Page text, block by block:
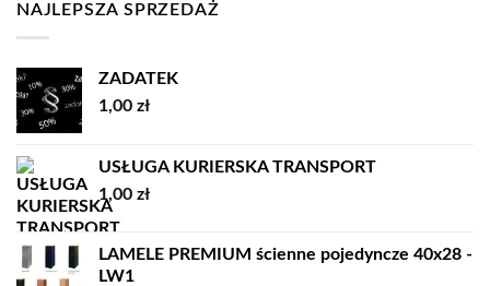
NAJLEPSZA SPRZEDAŻ
ZADATEK
1,00 zł
USŁUGA KURIERSKA TRANSPORT
1,00 zł
LAMELE PREMIUM ścienne pojedyncze 40x28 -
LW1